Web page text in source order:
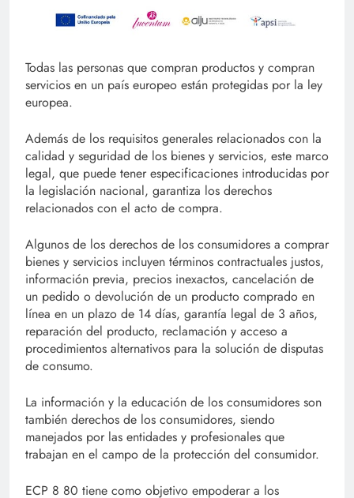
Todas las personas que compran productos y compran
servicios en un país europeo están protegidas por la ley
europea.
Además de los requisitos generales relacionados con la
calidad y seguridad de los bienes y servicios, este marco
legal, que puede tener especificaciones introducidas por
la legislación nacional, garantiza los derechos
relacionados con el acto de compra.
Algunos de los derechos de los consumidores a comprar
bienes y servicios incluyen términos contractuales justos,
información previa, precios inexactos, cancelación de
un pedido o devolución de un producto comprado en
línea en un plazo de 14 días, garantía legal de 3 años,
reparación del producto, reclamación y acceso a
procedimientos alternativos para la solución de disputas
de consumo.
La información y la educación de los consumidores son
también derechos de los consumidores, siendo
manejados por las entidades y profesionales que
trabajan en el campo de la protección del consumidor.
ECP 8 80 tiene como objetivo empoderar a los